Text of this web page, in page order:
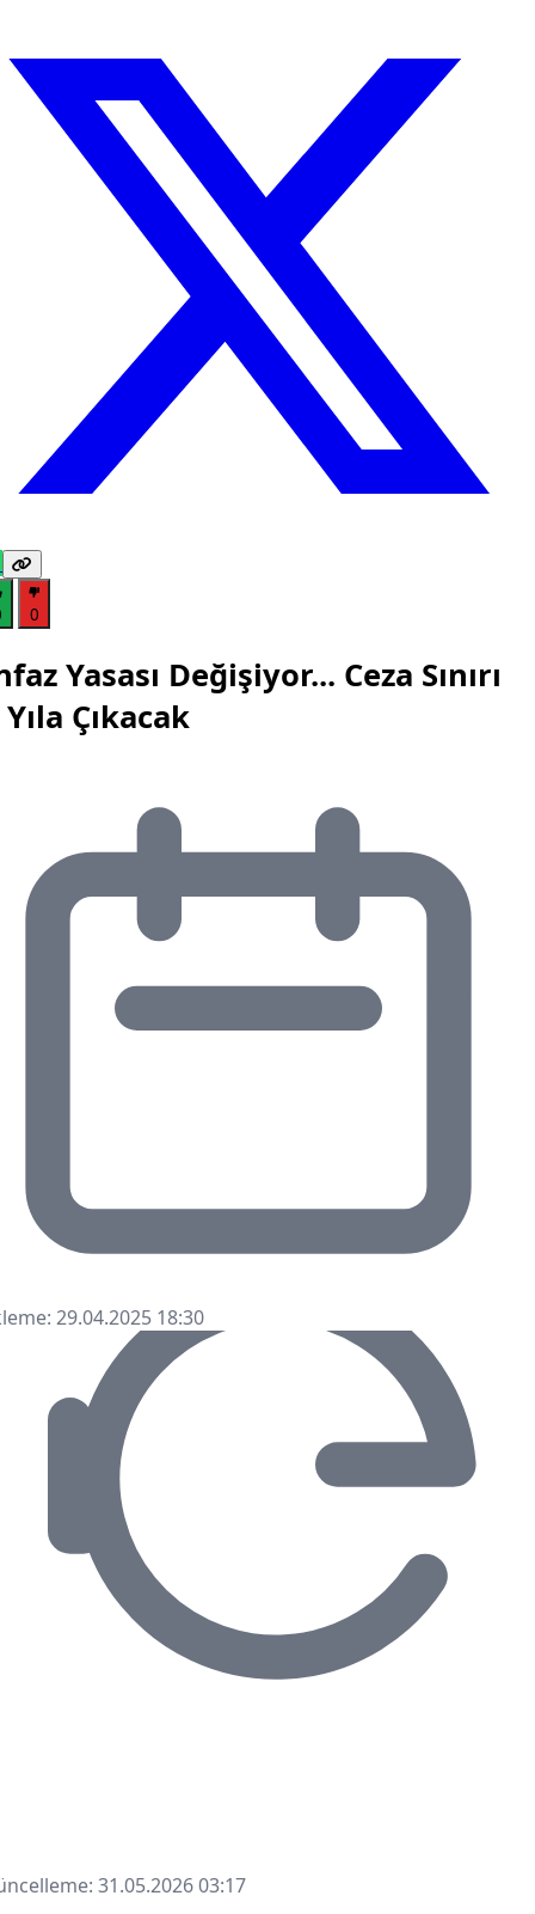
0
Yasası Değişiyor... Ceza Sınırı
Çıkacak
29.04.2025 18:30
31.05.2026 03:17